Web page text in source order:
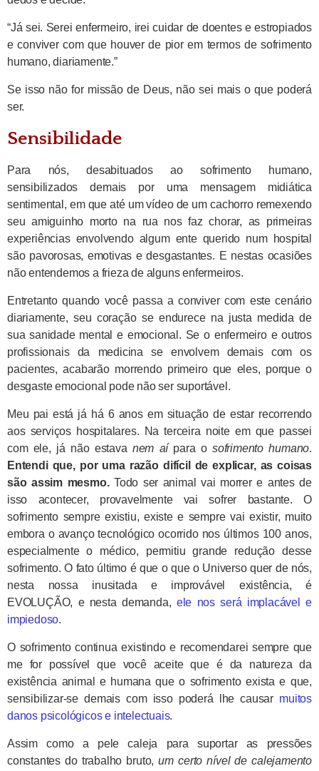
“Já sei. Serei enfermeiro, irei cuidar de doentes e estropiados
e conviver com que houver de pior em termos de sofrimento
humano, diariamente.”
Se isso não for missão de Deus, não sei mais o que poderá
ser.
Sensibilidade
Para nós, desabituados ao sofrimento humano,
sensibilizados demais por uma mensagem midiática
sentimental, em que até um vídeo de um cachorro remexendo
seu amiguinho morto na rua nos faz chorar, as primeiras
experiências envolvendo algum ente querido num hospital
são pavorosas, emotivas e desgastantes. E nestas ocasiões
não entendemos a frieza de alguns enfermeiros.
Entretanto quando você passa a conviver com este cenário
diariamente, seu coração se endurece na justa medida de
sua sanidade mental e emocional. Se o enfermeiro e outros
profissionais da medicina se envolvem demais com os
pacientes, acabarão morrendo primeiro que eles, porque o
desgaste emocional pode não ser suportável.
Meu pai está já há 6 anos em situação de estar recorrendo
aos serviços hospitalares. Na terceira noite em que passei
com ele, já não estava nem aípara osofrimento humano.
Entendi que, por uma razão difícil de explicar, as coisas
são assim mesmo.Todo ser animal vai morrer e antes de
isso acontecer, provavelmente vai sofrer bastante. O
sofrimento sempre existiu, existe e sempre vai existir, muito
embora o avanço tecnológico ocorrido nos últimos 100 anos,
especialmente o médico, permitiu grande redução desse
sofrimento. O fato último é que o que o Universo quer de nós,
nesta nossa inusitada e improvável existência, é
EVOLUÇÃO, e nesta demanda, ele nos será implacável e
impiedoso.
O sofrimento continua existindo e recomendarei sempre que
me for possível que você aceite que é da natureza da
existência animal e humana que o sofrimento exista e que,
sensibilizar-se demais com isso poderá lhe causar muitos
danos psicológicos e intelectuais.
Assim como a pele caleja para suportar as pressões
constantes do trabalho bruto,um certo nível de calejamento